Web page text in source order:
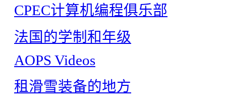
CPEC计算机编程俱乐部
法国的学制和年级
AOPS Videos
租滑雪装备的地方